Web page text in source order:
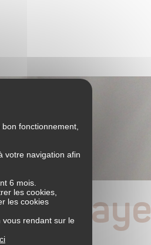
fonctionnement,
votre navigation afin
6 mois.
les cookies,
les cookies
rendant sur le